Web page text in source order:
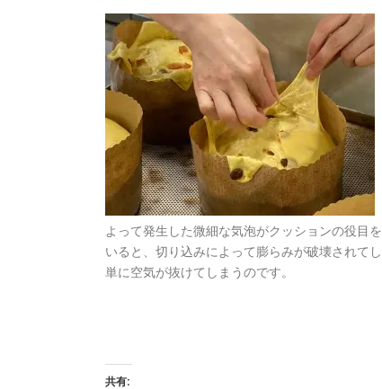
よって発生した微細な気泡がクッションの役目
いると、切り込みによって膨らみが破壊されて
単に空気が抜けてしまうのです。
共有: